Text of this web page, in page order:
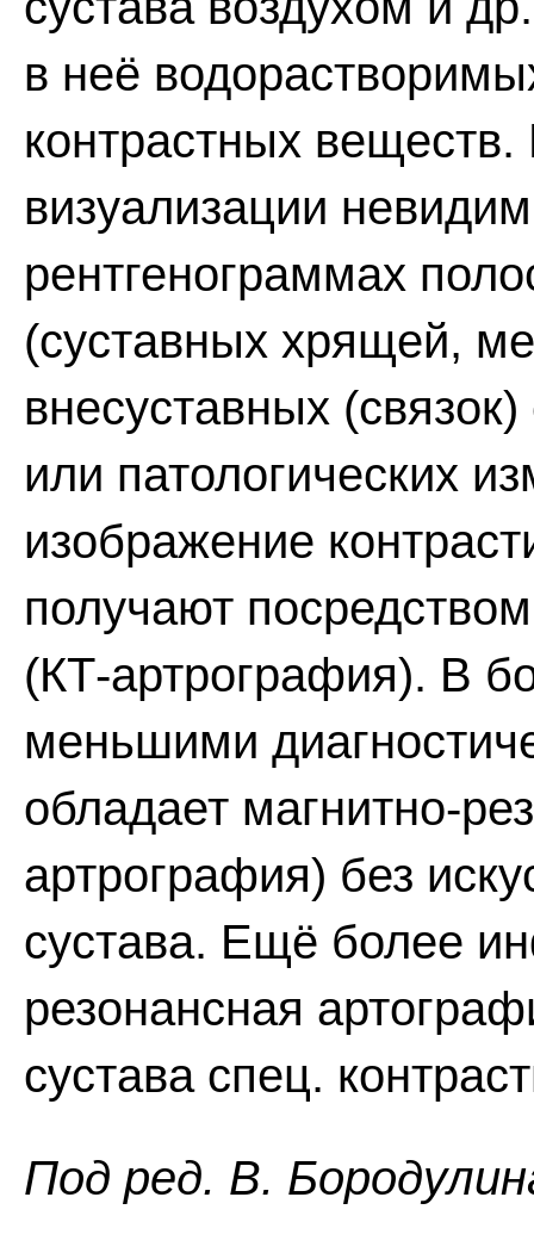
в неё
контрастных
визуализации
рентгенограммах
(суставных хрящей,
внесуставных
или патологических
изображение
получают
(КТ-артрография). В
меньшими
обладает магнитно-
артрография) без
сустава. Ещё более
резонансная
сустава спец.
Пoд peд. B.